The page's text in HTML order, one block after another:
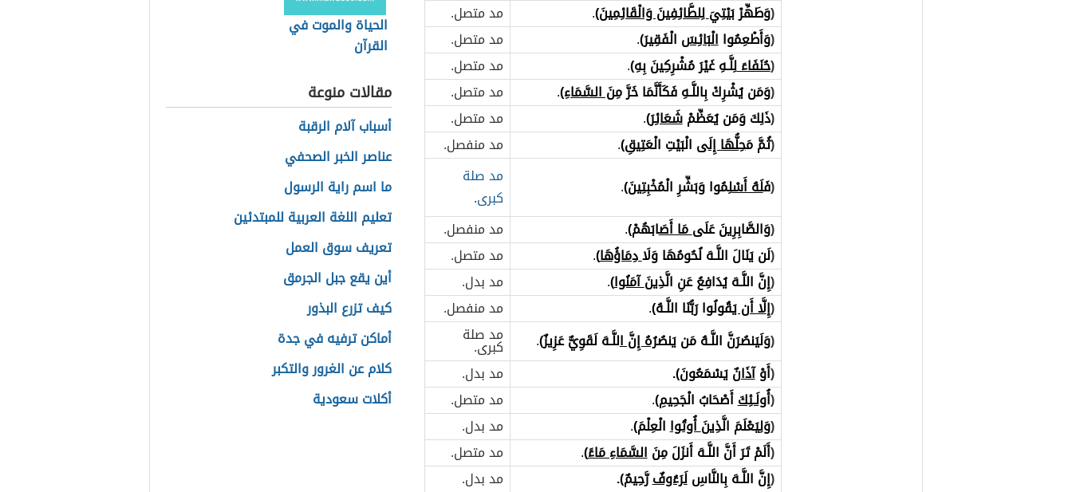
(وَطَهِّرْ بَيْتِيَلِلطَّائِفِينَ وَالْقَائِمِينَ)
.
مد متصل.
(وَأَطْعِمُواالْبَائِسَ الْفَقِيرَ).
مد متصل.
(حُنَفَاءَلِلَّـهِ غَيْرَ مُشْرِكِينَ بِهِ).
مد متصل.
(وَمَن يُشْرِكْ بِاللَّـهِ فَكَأَنَّمَا خَرَّ مِنَ السَّمَاءِ)
.
مد متصل.
(ذَلِكَ وَمَن يُعَظِّمْشَعَائِرَ)
.
مد متصل.
(ثُمَّ مَحِلُّهَا إِلَى الْبَيْتِ الْعَتِيقِ).
مد منفصل.
(فَلَهُ أَسْلِمُوا وَبَشِّرِ الْمُخْبِتِينَ).
مد صلة
كبرى.
(وَالصَّابِرِينَ عَلَىمَا أَصَابَهُمْ).
مد منفصل.
(لَن يَنَالَ اللَّـهَ لُحُومُهَا وَلَا دِمَاؤُهَا)
.
مد متصل.
(إِنَّ اللَّـهَ يُدَافِعُ عَنِ الَّذِينَآمَنُوا)
.
مد بدل.
(إِلَّا أَن يَقُولُوا رَبُّنَا اللَّـهُ).
مد منفصل.
(وَلَيَنصُرَنَّ اللَّـهُ مَن يَنصُرُهُ إِنَّ اللَّـهَ لَقَوِيٌّ عَزِيزٌ). مد صلة
كبرى.
(أَوْآذَانٌيَسْمَعُونَ).
مد بدل.
(أُولَـئِكَأَصْحَابُ الْجَحِيمِ).
مد متصل.
(وَلِيَعْلَمَ الَّذِينَأُوتُواالْعِلْمَ).
مد بدل.
(أَلَمْ تَرَ أَنَّ اللَّـهَ أَنزَلَ مِنَالسَّمَاءِ مَاءً)
.
مد متصل.
(إِنَّ اللَّـهَ بِالنَّاسِلَرَءُوفٌرَّحِيمٌ).
مد بدل.
الحياة والموت في
القرآن
مقالات منوعة
أسباب آلام الرقبة
عناصر الخبر الصحفي
ما اسم راية الرسول
تعليم اللغة العربية للمبتدئين
تعريف سوق العمل
أين يقع جبل الجرمق
كيف تزرع البذور
أماكن ترفيه في جدة
كلام عن الغرور والتكبر
أكلات سعودية